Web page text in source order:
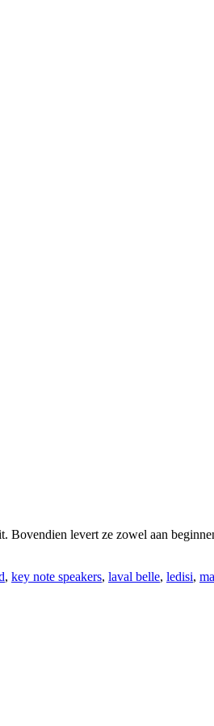
levert ze zowel aan
, key note speakers, laval belle, ledisi,